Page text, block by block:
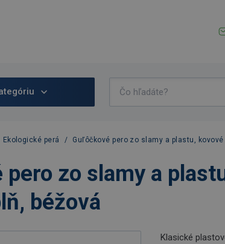
Ekologické perá / Guľôčkové pero zo slamy a plastu,
pero zo slamy a
béžová
Klasické